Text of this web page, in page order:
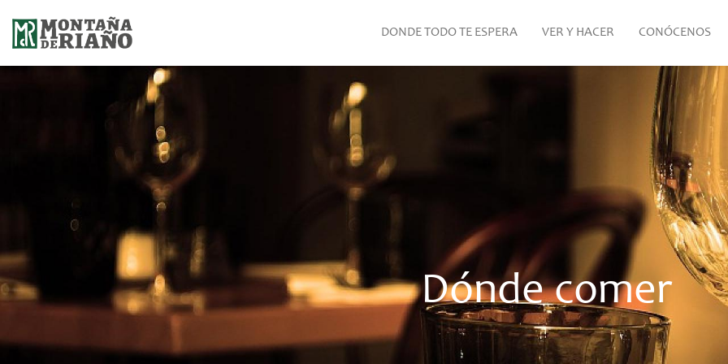
DONDE TODO TE ESPERA VER Y HACER CONÓCENOS
Dónde comer